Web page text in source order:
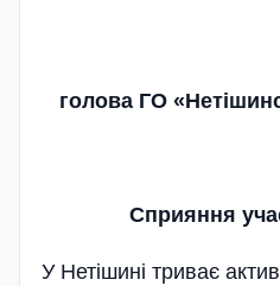
голова ГО
Сприяння
У Нетішині триває